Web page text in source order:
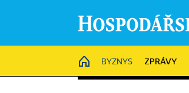
HOME
BYZNYS ZPRÁVY